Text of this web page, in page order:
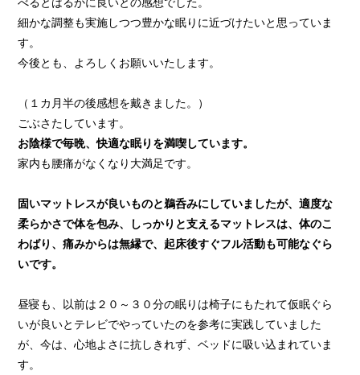
べるとはるかに良いとの感想でした。
細かな調整も実施しつつ豊かな眠りに近づけたいと思っていま
す。
今後とも、よろしくお願いいたします。
（１カ月半の後感想を戴きました。）
ごぶさたしています。
お陰様で毎晩、快適な眠りを満喫しています。
家内も腰痛がなくなり大満足です。
固いマットレスが良いものと鵜呑みにしていましたが、適度な
柔らかさで体を包み、しっかりと支えるマットレスは、体のこ
わばり、痛みからは無縁で、起床後すぐフル活動も可能なぐら
いです。
昼寝も、以前は２０～３０分の眠りは椅子にもたれて仮眠ぐら
いが良いとテレビでやっていたのを参考に実践していました
が、今は、心地よさに抗しきれず、ベッドに吸い込まれていま
す。